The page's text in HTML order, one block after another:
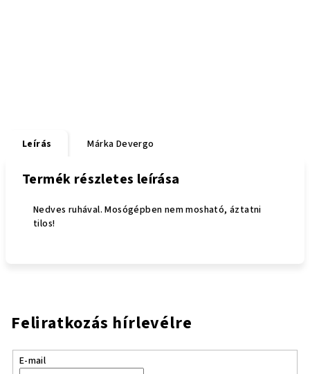
Leírás Márka Devergo
Termék részletes leírása
Nedves ruhával. Mosógépben nem mosható, áztatni
tilos!
Feliratkozás hírlevélre
E-mail